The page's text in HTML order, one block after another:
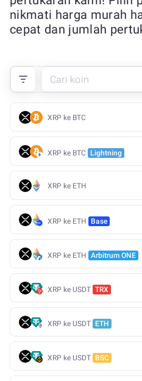
nikmati harga murah
cepat dan jumlah
XRP ke BTC
XRP ke BTC Lightning
XRP ke ETH
XRP ke ETH Base
XRP ke ETH Arbitrum ONE
XRP ke USDT TRX
XRP ke USDT ETH
XRP ke USDT BSC